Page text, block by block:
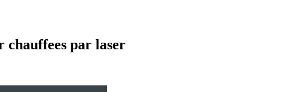
chauffees par laser